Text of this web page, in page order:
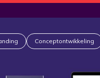
Conceptontwikkeling